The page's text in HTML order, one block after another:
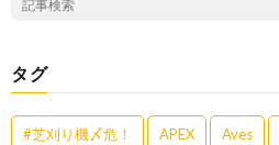
タグ
#芝刈り機〆危！ APEX Aves